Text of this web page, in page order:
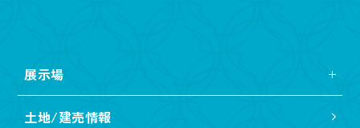
展示場
土地/建売情報